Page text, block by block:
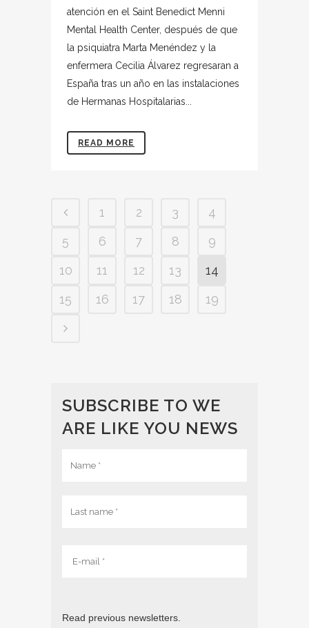
atención en el Saint Benedict Menni
Mental Health Center, después de que
la psiquiatra Marta Menéndez y la
enfermera Cecilia Álvarez regresaran a
España tras un año en las instalaciones
de Hermanas Hospitalarias...
READ MORE
1 2 3
4
5
6 7 8
9
10
11 12 13
14
15
16 17 18 19
SUBSCRIBE TO WE
ARE LIKE YOU NEWS
Read previous newsletters.